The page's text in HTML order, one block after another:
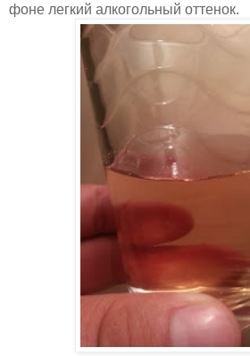
фоне легкий алкогольный оттенок.